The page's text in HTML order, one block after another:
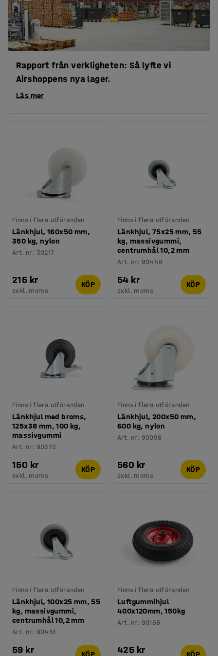
Rapport från verkligheten: Så lyfte vi
Airshoppens nya lager.
Läs mer
Finns i flera utföranden
Länkhjul, 160x50 mm,
350 kg, nylon
Art. nr: 30217
215 kr
exkl. moms
KÖP
Finns i flera utföranden
Länkhjul, 75x25 mm, 55
kg, massivgummi,
centrumhål 10,2 mm
Art. nr: 90448
54 kr
exkl. moms
KÖP
Finns i flera utföranden
Länkhjul med broms,
125x38 mm, 100 kg,
massivgummi
Art. nr: 90373
150 kr
exkl. moms
KÖP
Finns i flera utföranden
Länkhjul, 200x50 mm,
600 kg, nylon
Art. nr: 90098
560 kr
exkl. moms
KÖP
Finns i flera utföranden
Länkhjul, 100x25 mm, 55
kg, massivgummi,
centrumhål 10,2 mm
Art. nr: 90451
59 kr
Finns i flera utföranden
Luftgummihjul
400x120mm, 150kg
Art. nr: 90168
425 kr